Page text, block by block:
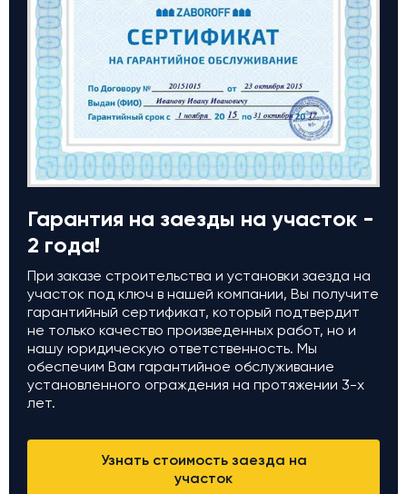
Гарантия на заезды на участок -
2 года!
При заказе строительства и установки заезда на
участок под ключ в нашей компании, Вы получите
гарантийный сертификат, который подтвердит
не только качество произведенных работ, но и
нашу юридическую ответственность. Мы
обеспечим Вам гарантийное обслуживание
установленного ограждения на протяжении 3-х
лет.
Узнать стоимость заезда на
участок